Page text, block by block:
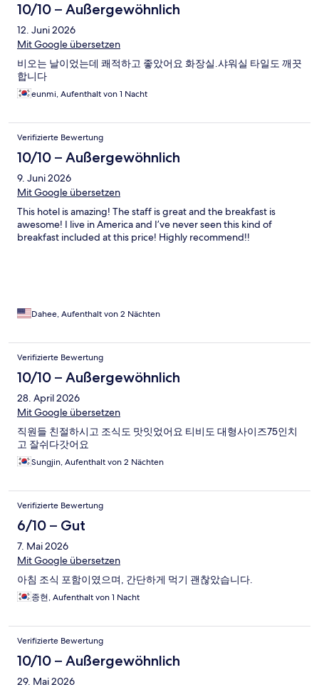
10/10 – Außergewöhnlich
12. Juni 2026
Mit Google übersetzen
비오는 날이었는데 쾌적하고 좋았어요 화장실.샤워실 타일도 깨끗
합니다
eunmi, Aufenthalt von 1 Nacht
Verifizierte Bewertung
10/10 – Außergewöhnlich
9. Juni 2026
Mit Google übersetzen
This hotel is amazing! The staff is great and the breakfast is
awesome! I live in America and I’ve never seen this kind of
breakfast included at this price! Highly recommend!!
Dahee, Aufenthalt von 2 Nächten
Verifizierte Bewertung
10/10 – Außergewöhnlich
28. April 2026
Mit Google übersetzen
직원들 친절하시고 조식도 맛잇었어요 티비도 대형사이즈75인치
고 잘쉬다갓어요
Sungjin, Aufenthalt von 2 Nächten
Verifizierte Bewertung
6/10 – Gut
7. Mai 2026
Mit Google übersetzen
아침 조식 포함이였으며, 간단하게 먹기 괜찮았습니다.
종현, Aufenthalt von 1 Nacht
Verifizierte Bewertung
10/10 – Außergewöhnlich
29. Mai 2026